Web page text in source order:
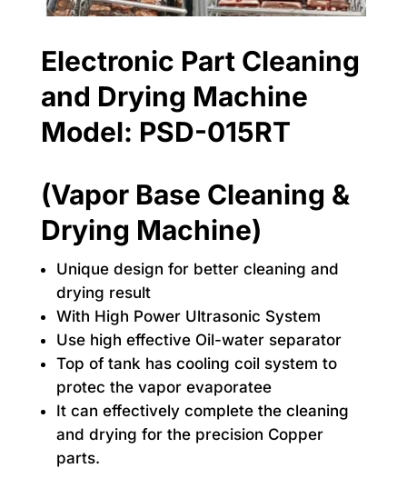
Electronic Part Cleaning
and Drying Machine
Model: PSD-015RT
(Vapor Base Cleaning &
Drying Machine)
Unique design for better cleaning and
drying result
With High Power Ultrasonic System
Use high effective Oil-water separator
Top of tank has cooling coil system to
protec the vapor evaporatee
It can effectively complete the cleaning
and drying for the precision Copper
parts.